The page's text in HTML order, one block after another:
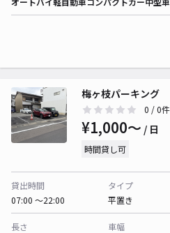
梅ヶ枝パーキング
0 / 0件
¥1,000〜 / 日
時間貸し可
貸出時間
07:00 〜22:00
タイプ
平置き
長さ
車幅